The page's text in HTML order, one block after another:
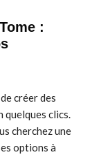
:
créer des
quelques clics.
cherchez une
options à